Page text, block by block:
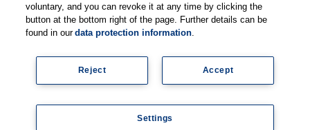
Datenschutzerklärung
FAQs
Mediadaten
Legal
Newsletter abonnieren
voluntary, and you can revoke it at any time by clicking the
button at the bottom right of the page. Further details can be
found in ourdata protection information.
Accept
Reject
Settings